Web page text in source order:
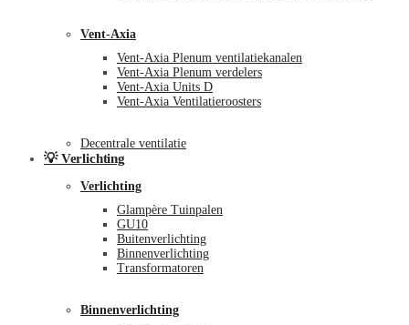
Vent-Axia
Vent-Axia Plenum ventilatiekanalen
Vent-Axia Plenum verdelers
Vent-Axia Units D
Vent-Axia Ventilatieroosters
Decentrale ventilatie
💡 Verlichting
Verlichting
Glampère Tuinpalen
GU10
Buitenverlichting
Binnenverlichting
Transformatoren
Binnenverlichting